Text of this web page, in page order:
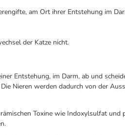
am Ort ihrer Entstehung im
der Katze nicht.
Entstehung, im Darm, ab und
Nieren werden dadurch von der
Toxine wie Indoxylsulfat und